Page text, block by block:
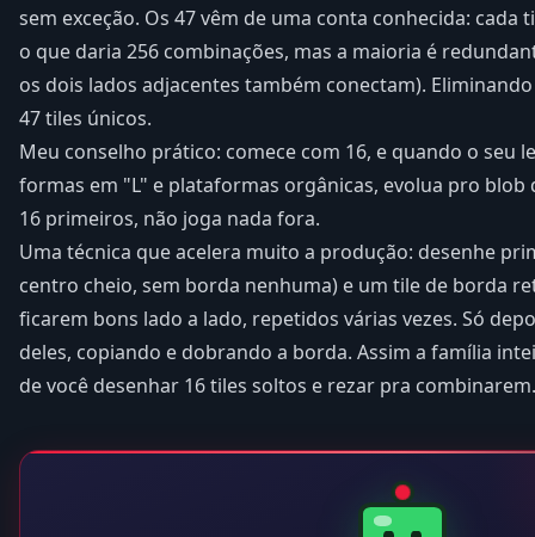
sem exceção. Os 47 vêm de uma conta conhecida: cada
o que daria 256 combinações, mas a maioria é
os dois lados adjacentes também conectam).
47 tiles únicos.
Meu conselho prático: comece com 16, e quando o seu
formas em "L" e plataformas orgânicas, evolua pro blob
16 primeiros, não joga nada fora.
Uma técnica que acelera muito a produção: desenhe
centro cheio, sem borda nenhuma) e um tile de borda
ficarem bons lado a lado, repetidos várias vezes. Só
deles, copiando e dobrando a borda. Assim a família
de você desenhar 16 tiles soltos e rezar pra combinarem.